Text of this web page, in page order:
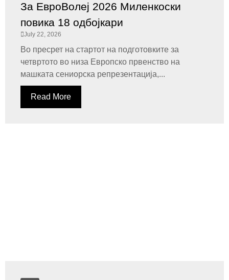
За ЕвроВолеј 2026 Миленкоски
повика 18 одбојкари
July 22, 2026
Во пресрет на стартот на подготовките за
четвртото во низа Европско првенство на
машката сениорска репрезентација,...
Read More